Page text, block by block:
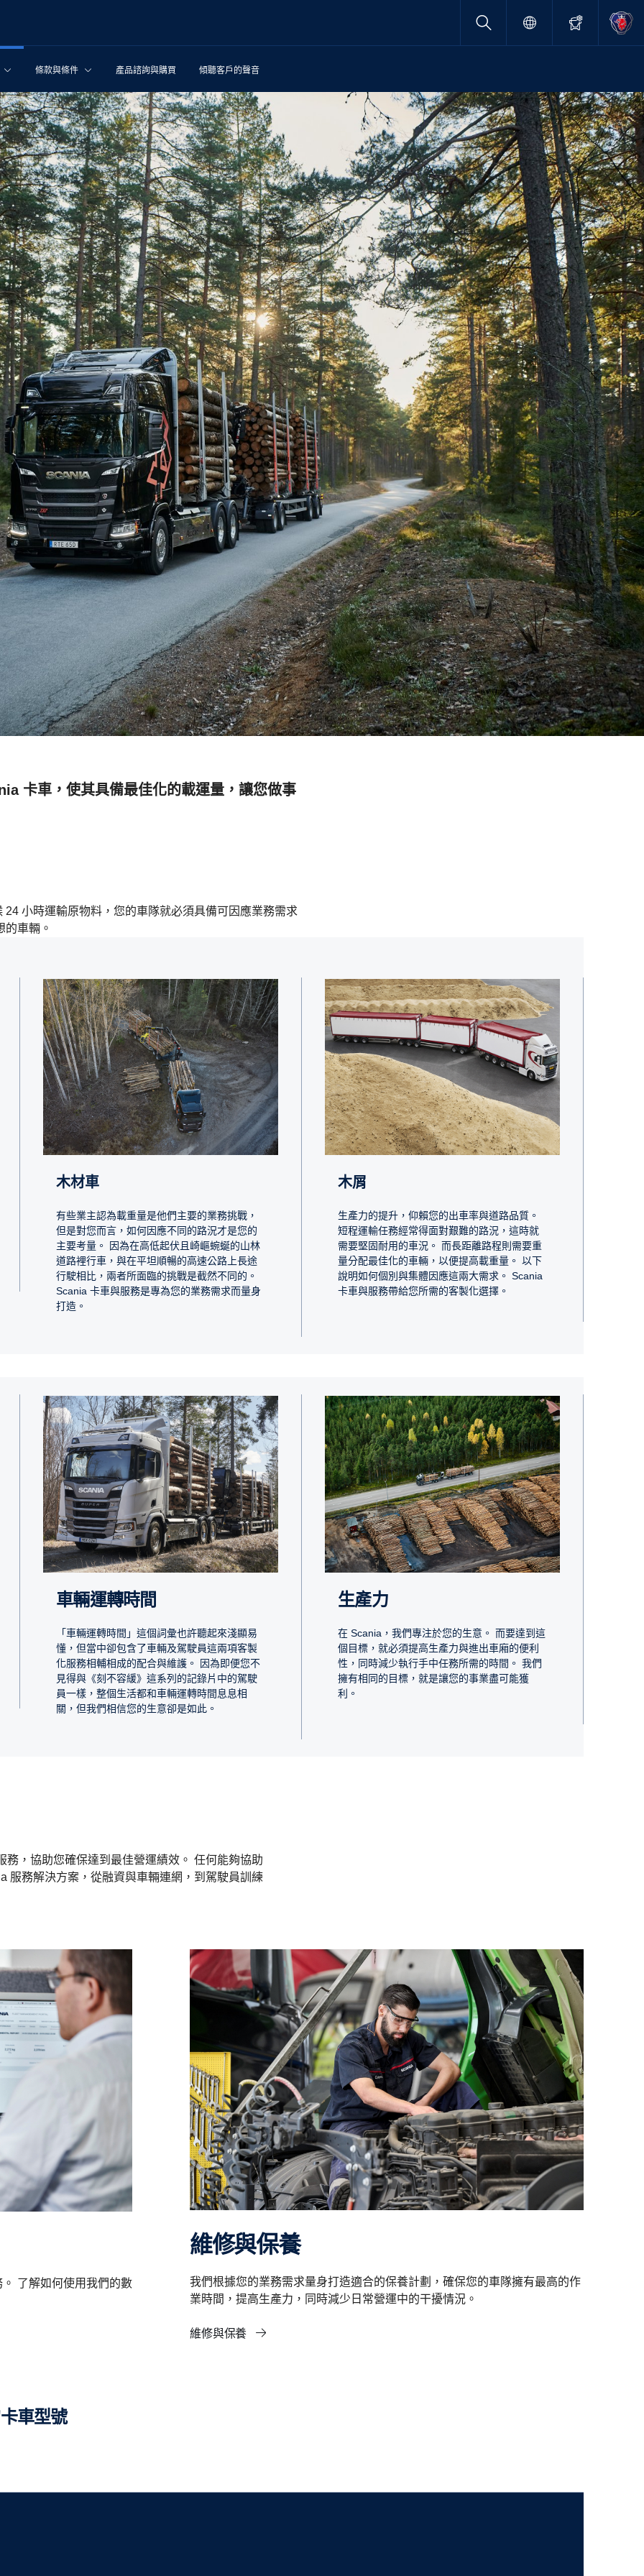
條款與條件 產品諮詢與購買 傾聽客戶的聲音
卡車，使其具備最佳化的載運量，讓您做事
小時運輸原物料，您的車隊就必須具備可因應業務需求
的車輛。
木材車
有些業主認為載重量是他們主要的業務挑戰，
但是對您而言，如何因應不同的路況才是您的
主要考量。 因為在高低起伏且崎嶇蜿蜒的山林
道路裡行車，與在平坦順暢的高速公路上長途
行駛相比，兩者所面臨的挑戰是截然不同的。
Scania 卡車與服務是專為您的業務需求而量身
打造。
木屑
生產力的提升，仰賴您的出車率與道路品質。
短程運輸任務經常得面對艱難的路況，這時就
需要堅固耐用的車況。 而長距離路程則需要重
量分配最佳化的車輛，以便提高載重量。 以下
說明如何個別與集體因應這兩大需求。 Scania
卡車與服務帶給您所需的客製化選擇。
車輛運轉時間
「車輛運轉時間」這個詞彙也許聽起來淺顯易
懂，但當中卻包含了車輛及駕駛員這兩項客製
化服務相輔相成的配合與維護。 因為即便您不
見得與《刻不容緩》這系列的記錄片中的駕駛
員一樣，整個生活都和車輛運轉時間息息相
關，但我們相信您的生意卻是如此。
生產力
在 Scania，我們專注於您的生意。 而要達到這
個目標，就必須提高生產力與進出車廂的便利
性，同時減少執行手中任務所需的時間。 我們
擁有相同的目標，就是讓您的事業盡可能獲
利。
，協助您確保達到最佳營運績效。 任何能夠協助
服務解決方案，從融資與車輛連網，到駕駛員訓練
了解如何使用我們的數
維修與保養
我們根據您的業務需求量身打造適合的保養計劃，確保您的車隊擁有最高的作
業時間，提高生產力，同時減少日常營運中的干擾情況。
維修與保養
車型號